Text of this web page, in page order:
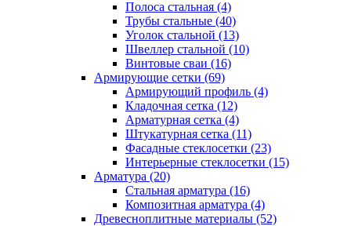
Полоса стальная (4)
Трубы стальные (40)
Уголок стальной (13)
Швеллер стальной (10)
Винтовые сваи (16)
Армирующие сетки (69)
Армирующий профиль (4)
Кладочная сетка (12)
Арматурная сетка (4)
Штукатурная сетка (11)
Фасадные стеклосетки (23)
Интерьерные стеклосетки (15)
Арматура (20)
Стальная арматура (16)
Композитная арматура (4)
Древесноплитные материалы (52)